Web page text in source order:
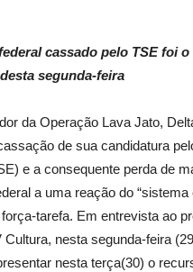
cassado pelo TSE foi
segunda-feira
da Operação Lava Jato,
de sua candidatura
e a consequente perda de
a uma reação do “sistema
tarefa. Em entrevista ao
Cultura, nesta segunda-feira
nesta terça(30) o